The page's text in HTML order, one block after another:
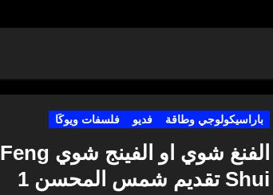
باراسيكولوجي وطاقة فديو فلسفات ويوكَا
الفنغ شوي او الفينج شوي Feng
Shui تقديم شمس المحسن 1